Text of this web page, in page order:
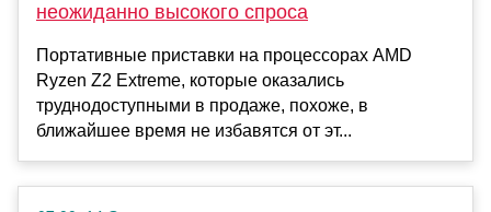
неожиданно высокого спроса
Портативные приставки на процессорах AMD
Ryzen Z2 Extreme, которые оказались
труднодоступными в продаже, похоже, в
ближайшее время не избавятся от эт...